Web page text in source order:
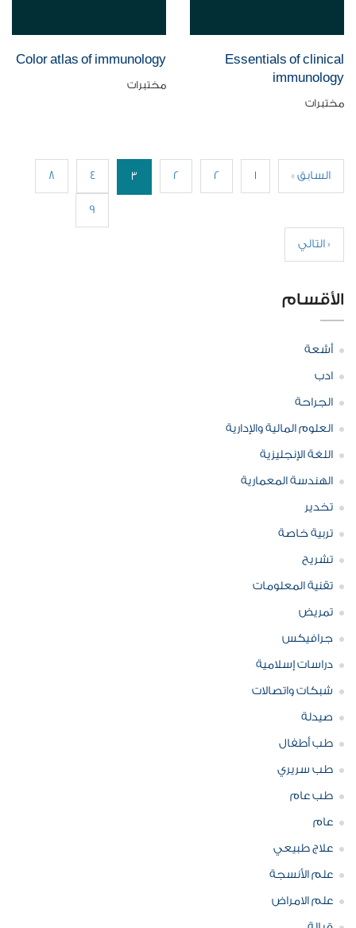
Essentials of clinical
immunology
مختبرات
Color atlas of immunology
مختبرات
« السابق 1
2
2
3
4
8
9
التالي »
الأقسام
أشعة
ادب
الجراحة
العلوم المالية والإدارية
اللغة الإنجليزية
الهندسة المعمارية
تخدير
تربية خاصة
تشريح
تقنية المعلومات
تمريض
جرافيكس
دراسات إسلامية
شبكات واتصالات
صيدلة
طب أطفال
طب سريري
طب عام
عام
علاج طبيعي
علم الأنسجة
علم الامراض